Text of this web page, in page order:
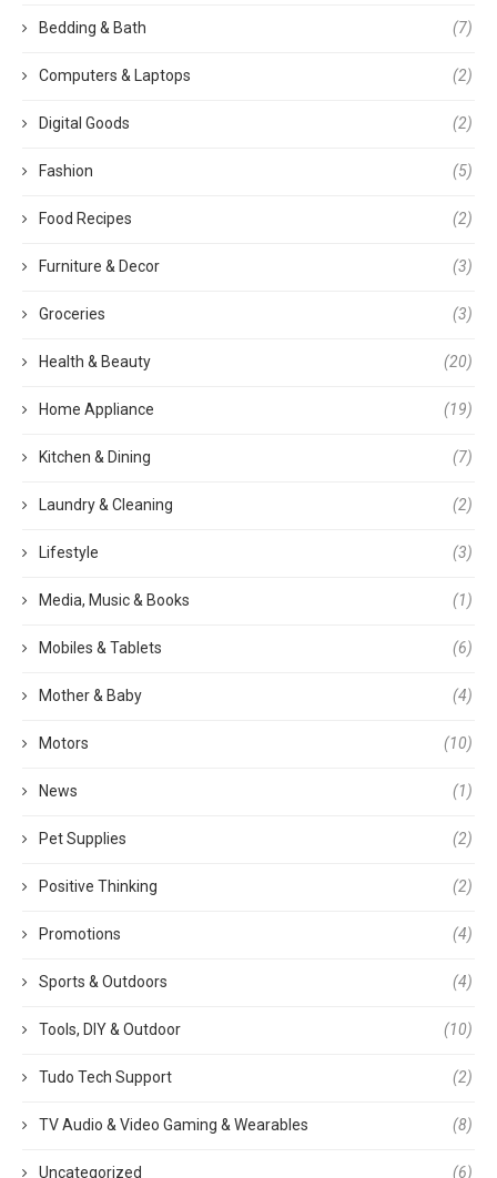
Bedding & Bath (7)
Computers & Laptops (2)
Digital Goods (2)
Fashion (5)
Food Recipes (2)
Furniture & Decor (3)
Groceries (3)
Health & Beauty (20)
Home Appliance (19)
Kitchen & Dining (7)
Laundry & Cleaning (2)
Lifestyle (3)
Media, Music & Books (1)
Mobiles & Tablets (6)
Mother & Baby (4)
Motors (10)
News (1)
Pet Supplies (2)
Positive Thinking (2)
Promotions (4)
Sports & Outdoors (4)
Tools, DIY & Outdoor (10)
Tudo Tech Support (2)
TV Audio & Video Gaming & Wearables (8)
Uncategorized (6)